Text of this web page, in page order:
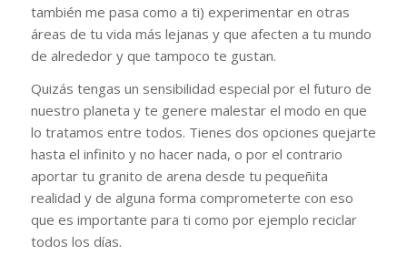
también me pasa como a ti) experimentar en otras
áreas de tu vida más lejanas y que afecten a tu mundo
de alrededor y que tampoco te gustan.
Quizás tengas un sensibilidad especial por el futuro de
nuestro planeta y te genere malestar el modo en que
lo tratamos entre todos. Tienes dos opciones quejarte
hasta el infinito y no hacer nada, o por el contrario
aportar tu granito de arena desde tu pequeñita
realidad y de alguna forma comprometerte con eso
que es importante para ti como por ejemplo reciclar
todos los días.